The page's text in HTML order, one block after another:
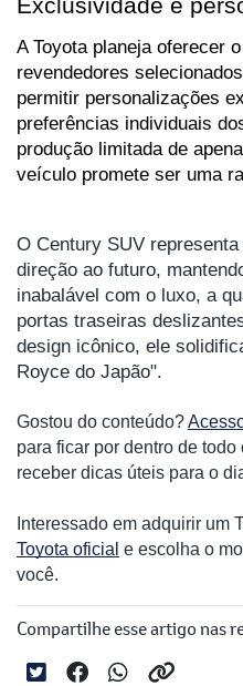
Exclusividade e
A Toyota planeja oferecer
revendedores
permitir personalizações
preferências individuais
produção limitada de
veículo promete ser uma
O Century SUV
direção ao futuro,
inabalável com o luxo, a
portas traseiras
design icônico, ele
Royce do Japão".
Gostou do conteúdo?
para ficar por dentro de
receber dicas úteis para o
Interessado em adquirir um
Toyota oficial e escolha o
você.
Compartilhe esse artigo nas